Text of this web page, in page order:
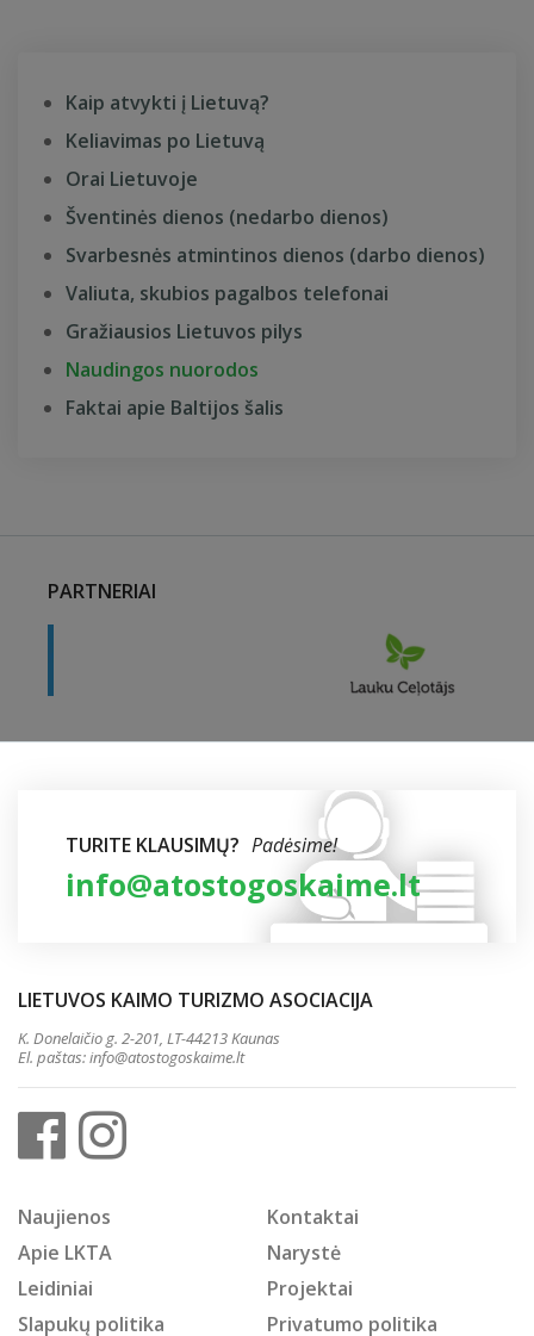
Kaip atvykti į Lietuvą?
Keliavimas po Lietuvą
Orai Lietuvoje
Šventinės dienos (nedarbo dienos)
Svarbesnės atmintinos dienos (darbo dienos)
Valiuta, skubios pagalbos telefonai
Gražiausios Lietuvos pilys
Naudingos nuorodos
Faktai apie Baltijos šalis
PARTNERIAI
TURITE KLAUSIMŲ? Padėsime!
info@atostogoskaime.lt
LIETUVOS KAIMO TURIZMO ASOCIACIJA
K. Donelaičio g. 2-201, LT-44213 Kaunas
El. paštas:info@atostogoskaime.lt
Naujienos
Kontaktai
Apie LKTA
Narystė
Leidiniai
Projektai
Slapukų politika
Privatumo politika